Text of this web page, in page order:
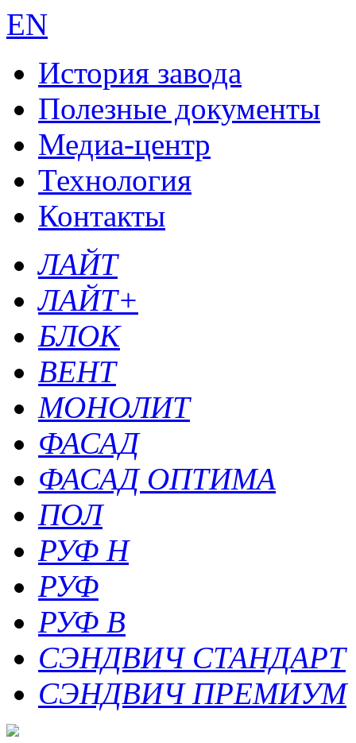
EN
История завода
Полезные документы
Медиа-центр
Технология
Контакты
ЛАЙТ
ЛАЙТ+
БЛОК
ВЕНТ
МОНОЛИТ
ФАСАД
ФАСАД ОПТИМА
ПОЛ
РУФ Н
РУФ
РУФ В
СЭНДВИЧ СТАНДАРТ
СЭНДВИЧ ПРЕМИУМ